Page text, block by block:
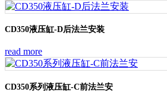
CD350液压缸-D后法兰安装
read more
CD350系列液压缸-C前法兰安